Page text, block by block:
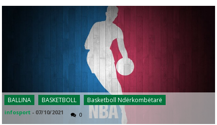
BALLINA BASKETBOLL Basketboll Ndërkombëtarë
infosport - 07/10/2021 0